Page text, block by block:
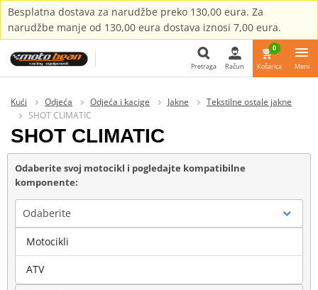
Besplatna dostava za narudžbe preko 130,00 eura. Za
narudžbe manje od 130,00 eura dostava iznosi 7,00 eura.
Pretraga
Pretraga Račun
0
Košarica Meni
Kući Odjeća Odjeća i kacige Jakne
Tekstilne ostale jakne
SHOT CLIMATIC
SHOT CLIMATIC
Odaberite svoj motocikl i pogledajte kompatibilne
komponente:
Odaberite
Marka
Motocikli
ATV